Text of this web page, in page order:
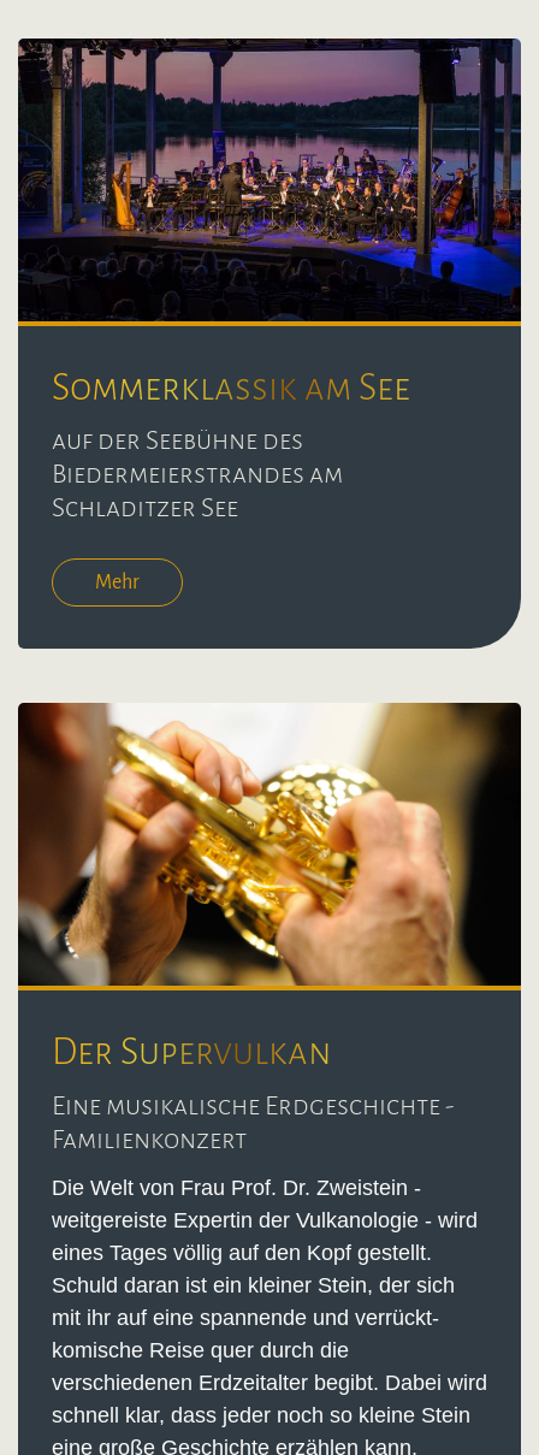
Sommerklassik am See
auf der Seebühne des
Biedermeierstrandes am
Schladitzer See
Mehr
Der Supervulkan
Eine musikalische Erdgeschichte -
Familienkonzert
Die Welt von Frau Prof. Dr. Zweistein -
weitgereiste Expertin der Vulkanologie - wird
eines Tages völlig auf den Kopf gestellt.
Schuld daran ist ein kleiner Stein, der sich
mit ihr auf eine spannende und verrückt-
komische Reise quer durch die
verschiedenen Erdzeitalter begibt. Dabei wird
schnell klar, dass jeder noch so kleine Stein
eine große Geschichte erzählen kann,